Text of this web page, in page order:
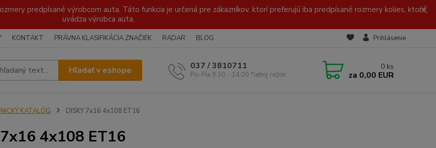
predpísané výrobcom auta. Táto funkcia je určená pre zákazníkov, ktorí preferujú iba predpísané rozmery kolies, ktoré
uvádza výrobca auta.
KONTAKT PRÁVNA KLASIFIKÁCIA ZNAČIEK RADAR BLOG Prihlásenie
Hľadať v eshope 037 / 3810711
Po-Pia 9.30 - 14.00 *letný režim
0 ks
za 0,00 EUR
KATALÓG DISKY 7x16 4x108 ET16
4x108 ET16